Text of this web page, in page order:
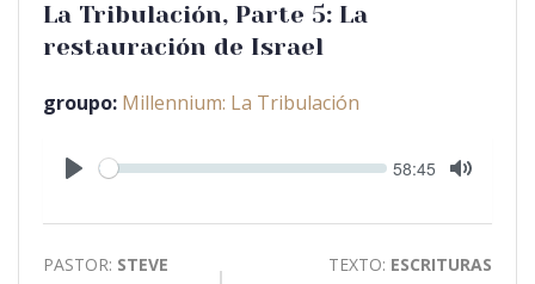
La Tribulación, Parte 5: La
restauración de Israel
groupo: Millennium: La Tribulación
Play
Seek Current
time
58:45
PASTOR: STEVE
TEXTO: ESCRITURAS